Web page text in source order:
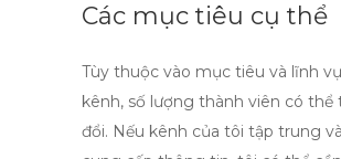
Các mục tiêu cụ thể
Tùy thuộc vào mục tiêu và lĩnh
kênh, số lượng thành viên có thể
đổi. Nếu kênh của tôi tập trung